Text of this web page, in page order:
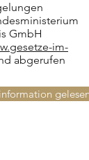
GmbH
im-
abgerufen
gelesen